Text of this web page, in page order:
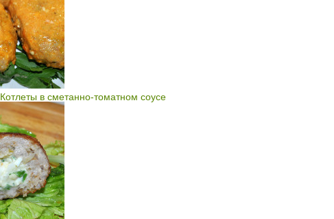
Котлеты в сметанно-томатном соусе